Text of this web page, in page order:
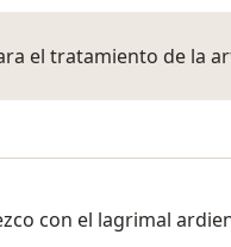
el tratamiento de la
con el lagrimal